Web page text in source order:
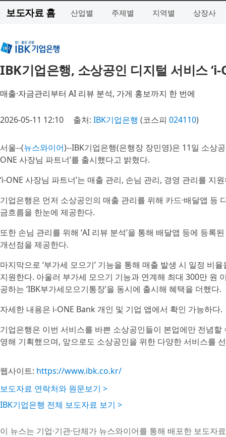
보도자료 홈 산업별 주제별 지역별 상장사
IBK기업은행, 소상공인 디지털 서비스 ‘i-
매출·자금관리부터 AI 리뷰 분석, 가게 홍보까지 한 번에
2026-05-11 12:10 출처: IBK기업은행 (코스피 024110)
서울--(뉴스와이어)--IBK기업은행(은행장 장민영)은 11일 소상
ONE 사장님 파트너’를 출시했다고 밝혔다.
‘i-ONE 사장님 파트너’는 매출 관리, 손님 관리, 경영 관리를 지
기업은행은 먼저 소상공인의 매출 관리를 위해 카드·배달앱 등
금흐름을 한눈에 제공한다.
또한 손님 관리를 위해 ‘AI 리뷰 분석’을 통해 배달앱 등에 등록
개선점을 제공한다.
마지막으로 ‘부가세 모으기’ 기능을 통해 매출 발생 시 일정 비
지원한다. 아울러 부가세 모으기 기능과 연계해 최대 300만 원
공하는 ‘IBK부가세모으기통장’을 동시에 출시해 혜택을 더했다.
자세한 내용은 i-ONE Bank 개인 및 기업 앱에서 확인 가능하다.
기업은행은 이번 서비스를 바쁜 소상공인들이 본업에만 전념
영해 기획했으며, 앞으로도 소상공인을 위한 다양한 서비스를
웹사이트: https://www.ibk.co.kr/
보도자료 연락처와 원문보기 >
IBK기업은행 전체 보도자료 보기 >
이 뉴스는 기업·기관·단체가 뉴스와이어를 통해 배포한 보도자